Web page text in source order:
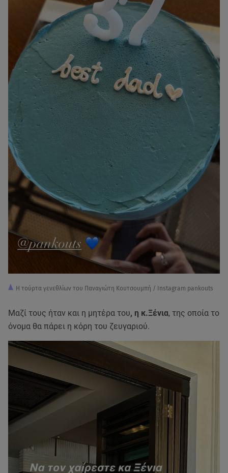
H τούρτα γενεθλίων του Παναγιώτη Κουτσουμπή / Instagram pankouts
Μαζί τους ήταν και η μητέρα του, η κ.Ξένια, της οποία το
όνομα θα πάρει η κόρη του ζευγαριού.